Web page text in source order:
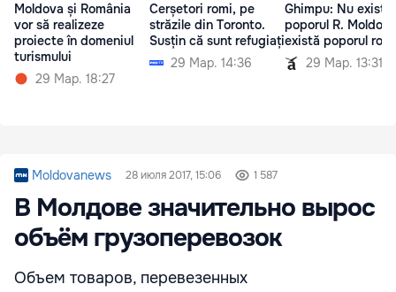
Moldova și România
vor să realizeze
proiecte în domeniul
turismului
29 Мар. 18:27
Cerșetori romi, pe
străzile din Toronto.
Susțin că sunt refugiați
29 Мар. 14:36
Ghimpu: Nu există
poporul R.
există poporul
29 Мар. 13:31
Moldovanews 28 июля 2017, 15:06 1 587
В Молдове значительно вырос
объём грузоперевозок
Объем товаров, перевезенных